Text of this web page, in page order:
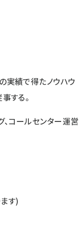
実績で得たノウハウ
する。
コールセンター運営
す)